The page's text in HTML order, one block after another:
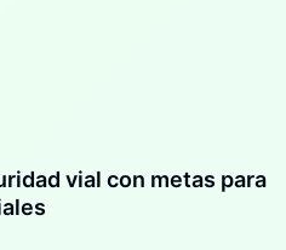
vial con metas para